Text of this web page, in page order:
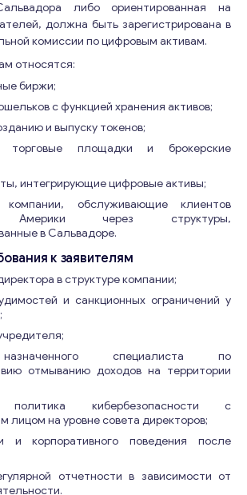
либо ориентированная на
должна быть зарегистрирована в
комиссии по цифровым активам.
относятся:
биржи;
с функцией хранения активов;
и выпуску токенов;
торговые площадки и брокерские
интегрирующие цифровые активы;
компании, обслуживающие клиентов
Америки через структуры,
в Сальвадоре.
к заявителям
в структуре компании;
и санкционных ограничений у
специалиста по
отмыванию доходов на территории
политика кибербезопасности с
лицом на уровне совета директоров;
и корпоративного поведения после
отчетности в зависимости от